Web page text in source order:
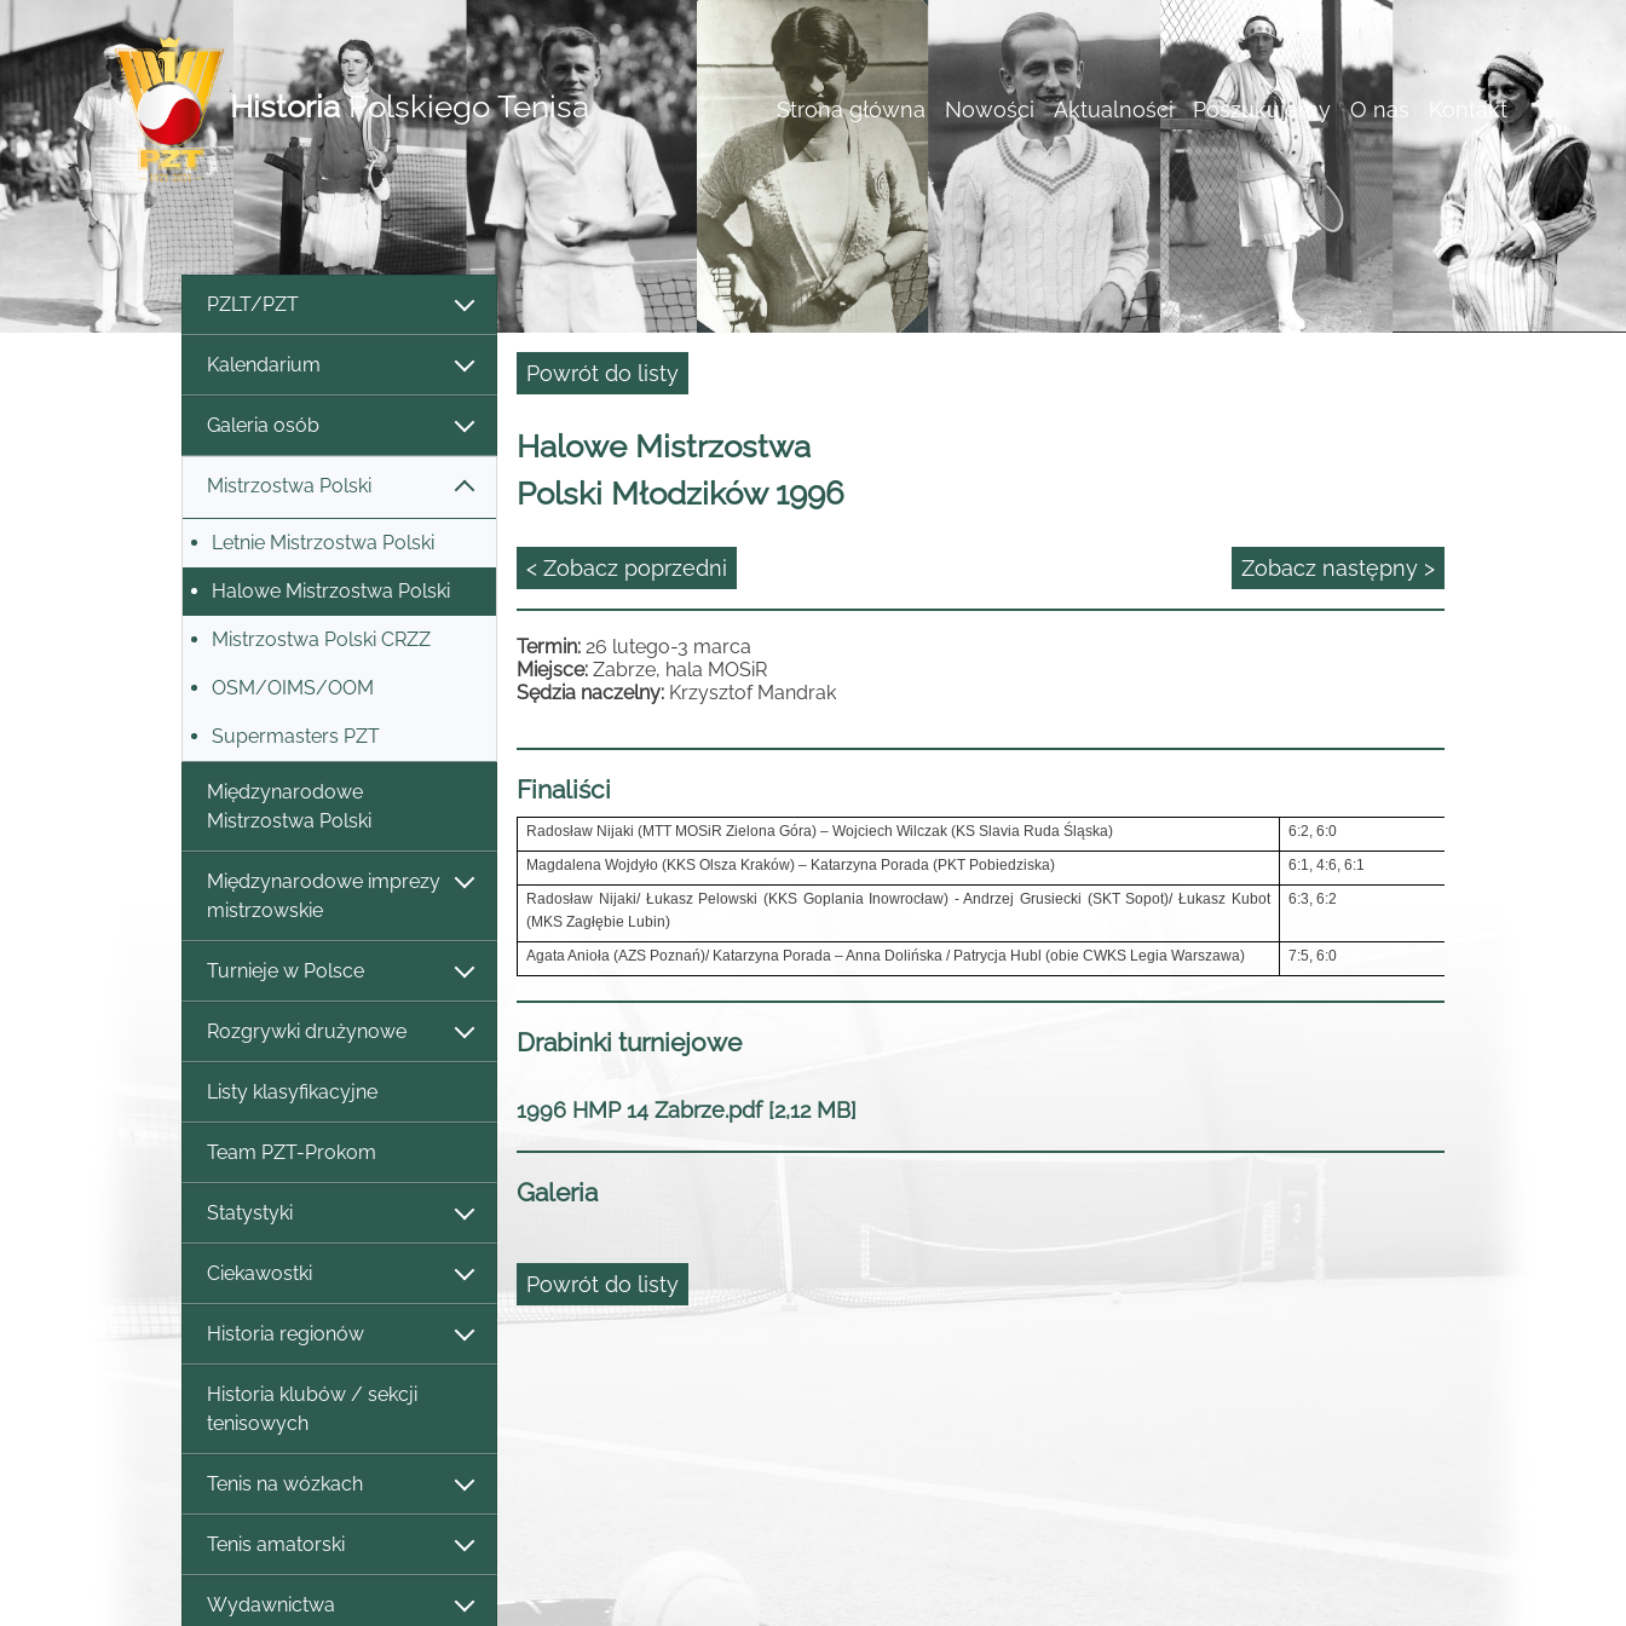
HistoriaPolskiego Tenisa Strona główna Nowości Aktualności Poszukujemy O nas Kontakt
PZLT/PZT
Kalendarium
Galeria osób
Mistrzostwa Polski
Letnie Mistrzostwa Polski
Halowe Mistrzostwa Polski
Mistrzostwa Polski CRZZ
OSM/OIMS/OOM
Supermasters PZT
Międzynarodowe
Mistrzostwa Polski
Międzynarodowe imprezy
mistrzowskie
Turnieje w Polsce
Rozgrywki drużynowe
Listy klasyfikacyjne
Team PZT-Prokom
Statystyki
Ciekawostki
Historia regionów
Historia klubów / sekcji
tenisowych
Tenis na wózkach
Tenis amatorski
Wydawnictwa
Powrót do listy
Halowe Mistrzostwa
Polski Młodzików 1996
< Zobacz poprzedni Zobacz następny >
Termin: 26 lutego-3 marca
Miejsce: Zabrze, hala MOSiR
Sędzia naczelny: Krzysztof Mandrak
Finaliści
Radosław Nijaki (MTT MOSiR Zielona Góra) – Wojciech Wilczak (KS Slavia Ruda Śląska)
6:2, 6:0
Magdalena Wojdyło (KKS Olsza Kraków) – Katarzyna Porada (PKT Pobiedziska)
6:1, 4:6, 6:1
Radosław Nijaki/ Łukasz Pelowski (KKS Goplania Inowrocław) - Andrzej Grusiecki (SKT Sopot)/ Łukasz Kubot
(MKS Zagłębie Lubin)
6:3, 6:2
Agata Anioła (AZS Poznań)/ Katarzyna Porada – Anna Dolińska / Patrycja Hubl (obie CWKS Legia Warszawa) 7:5, 6:0
Drabinki turniejowe
1996 HMP 14 Zabrze.pdf [2,12 MB]
Galeria
Powrót do listy